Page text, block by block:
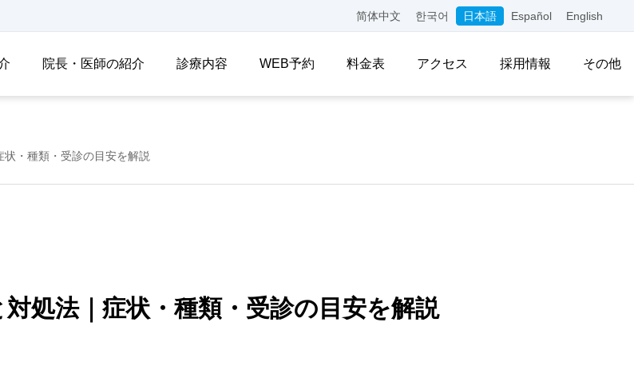
简体中文 한국어 日本語 Español English
院長・医師の紹介 診療内容 WEB予約 料金表 アクセス 採用情報 その他
・種類・受診の目安を解説
処法｜症状・種類・受診の目安を解説